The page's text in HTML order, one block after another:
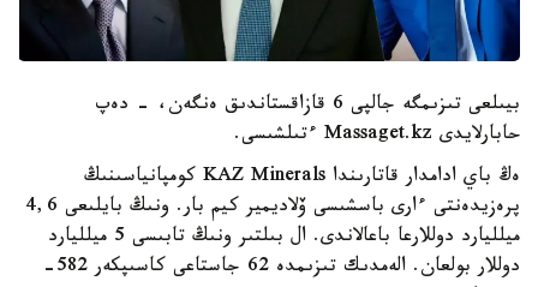
بيىلعى تىزىمگە جالپى 6 قازاقستاندىق ەنگەن، - دەپ
حابارلايدى Massaget.kz ءتىلشىسى.
ەڭ باي ادامدار قاتارىندا KAZ Minerals كومپانياسىنىڭ
پرەزيدەنتى ءارى باسشىسى ۆلاديمير كيم بار. ونىڭ بايلىعى 4,6
ميلليارد دوللارعا باعالاندى. ال بىلتىر ونىڭ تابىسى 5 ميلليارد
دوللار بولعان. الەمدىك تىزىمدە 62 جاستاعى كاسىپكەر 582-